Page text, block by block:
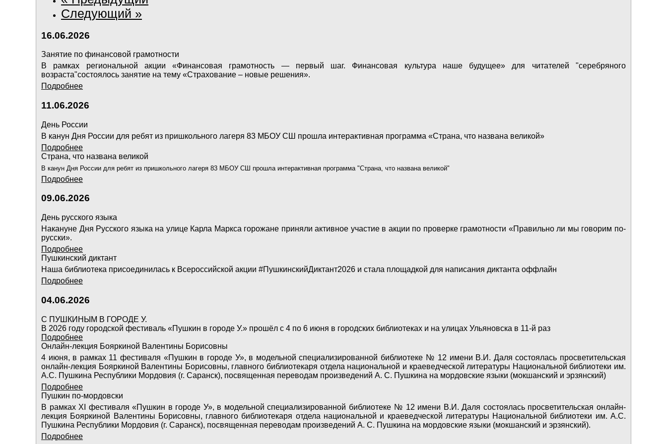
Следующий »
16.06.2026
Занятие по финансовой грамотности
В рамках региональной акции «Финансовая грамотность — первый шаг. Финансовая культура наше будущее» для читателей "серебряного
возраста"состоялось занятие на тему «Страхование – новые решения».
Подробнее
11.06.2026
День России
В канун Дня России для ребят из пришкольного лагеря 83 МБОУ СШ прошла интерактивная программа «Страна, что названа великой»
Подробнее
Страна, что названа великой
В канун Дня России для ребят из пришкольного лагеря 83 МБОУ СШ прошла интерактивная программа "Страна, что названа великой"
Подробнее
09.06.2026
День русского языка
Накануне Дня Русского языка на улице Карла Маркса горожане приняли активное участие в акции по проверке грамотности «Правильно ли мы говорим по-
русски».
Подробнее
Пушкинский диктант
Наша библиотека присоединилась к Всероссийской акции #ПушкинскийДиктант2026 и стала площадкой для написания диктанта оффлайн
Подробнее
04.06.2026
С ПУШКИНЫМ В ГОРОДЕ У.
В 2026 году городской фестиваль «Пушкин в городе У.» прошёл с 4 по 6 июня в городских библиотеках и на улицах Ульяновска в 11-й раз
Подробнее
Онлайн-лекция Бояркиной Валентины Борисовны
4 июня, в рамках 11 фестиваля «Пушкин в городе У», в модельной специализированной библиотеке № 12 имени В.И. Даля состоялась просветительская
онлайн-лекция Бояркиной Валентины Борисовны, главного библиотекаря отдела национальной и краеведческой литературы Национальной библиотеки им.
А.С. Пушкина Республики Мордовия (г. Саранск), посвященная переводам произведений А. С. Пушкина на мордовские языки (мокшанский и эрзянский)
Подробнее
Пушкин по-мордовски
В рамках XI фестиваля «Пушкин в городе У», в модельной специализированной библиотеке № 12 имени В.И. Даля состоялась просветительская онлайн-
лекция Бояркиной Валентины Борисовны, главного библиотекаря отдела национальной и краеведческой литературы Национальной библиотеки им. А.С.
Пушкина Республики Мордовия (г. Саранск), посвященная переводам произведений А. С. Пушкина на мордовские языки (мокшанский и эрзянский).
Подробнее